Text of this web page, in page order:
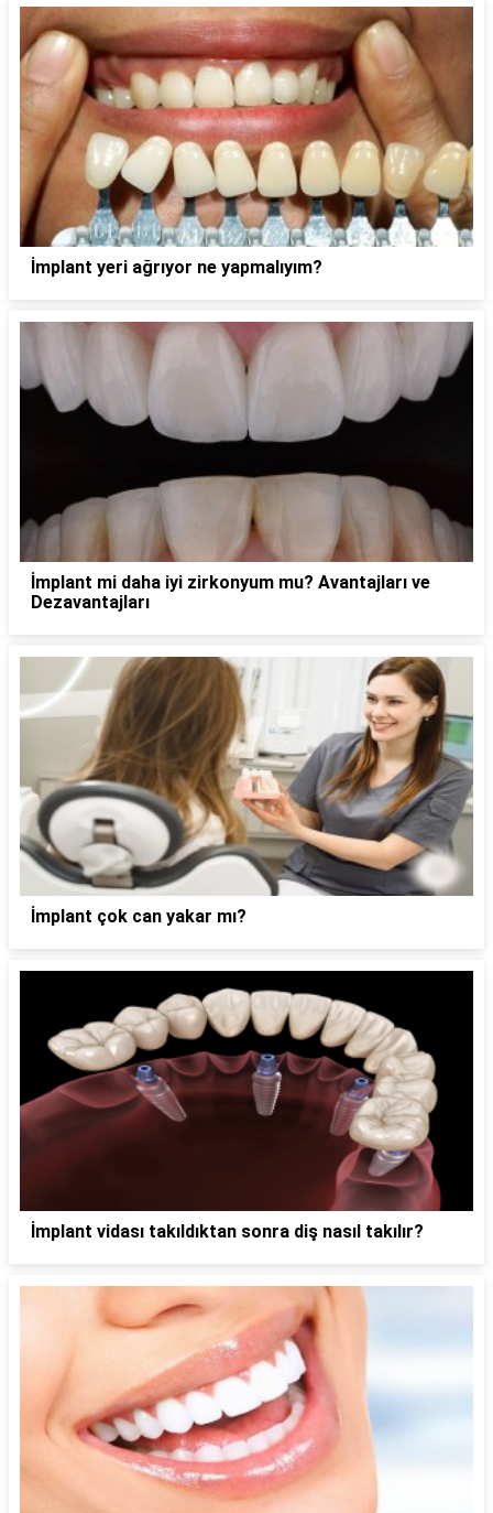
İmplant yeri ağrıyor ne yapmalıyım?
İmplant mi daha iyi zirkonyum mu? Avantajları ve
Dezavantajları
İmplant çok can yakar mı?
İmplant vidası takıldıktan sonra diş nasıl takılır?